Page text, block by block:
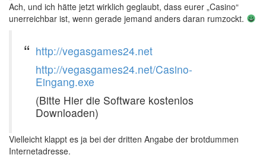
Ach, und ich hätte jetzt wirklich geglaubt, dass eurer „Casino“
unerreichbar ist, wenn gerade jemand anders daran rumzockt.
http://vegasgames24.net
http://vegasgames24.net/Casino-
Eingang.exe
(Bitte Hier die Software kostenlos
Downloaden)
Vielleicht klappt es ja bei der dritten Angabe der brotdummen
Internetadresse.